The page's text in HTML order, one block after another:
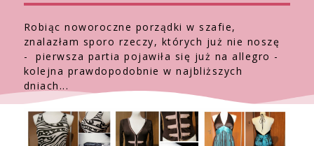
Robiąc noworoczne porządki w szafie,
znalazłam sporo rzeczy, których już nie noszę
- pierwsza partia pojawiła się już na allegro -
kolejna prawdopodobnie w najbliższych
dniach...